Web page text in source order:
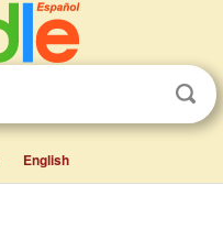
English